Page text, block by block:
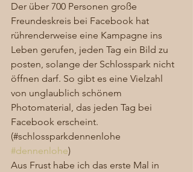
Der über 700 Personen große
Freundeskreis bei Facebook hat
rührenderweise eine Kampagne ins
Leben gerufen, jeden Tag ein Bild zu
posten, solange der Schlosspark nicht
öffnen darf. So gibt es eine Vielzahl
von unglaublich schönem
Photomaterial, das jeden Tag bei
Facebook erscheint.
(#schlossparkdennenlohe
#dennenlohe)
Aus Frust habe ich das erste Mal in